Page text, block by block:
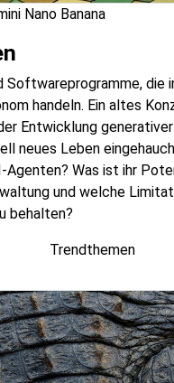
Nano Banana
Softwareprogramme, die
handeln. Ein altes
Entwicklung
neues Leben
Agenten? Was ist ihr
und welche
behalten?
Trendthemen